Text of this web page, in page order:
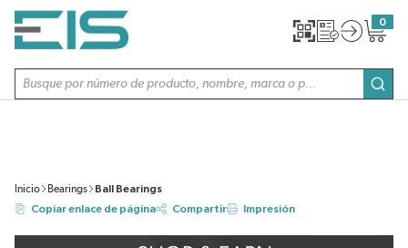
SALTAR AL CONTENIDO PRINCIPAL
Búsqueda de sitio
0
{0}
Inicio Bearings
Ball Bearings
Copiar enlace de página
Compartir Impresión